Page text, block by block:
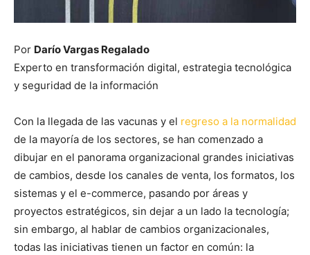
Por Darío Vargas Regalado
Experto en transformación digital, estrategia tecnológica
y seguridad de la información
Con la llegada de las vacunas y el regreso a la normalidad
de la mayoría de los sectores, se han comenzado a
dibujar en el panorama organizacional grandes iniciativas
de cambios, desde los canales de venta, los formatos, los
sistemas y el e-commerce, pasando por áreas y
proyectos estratégicos, sin dejar a un lado la tecnología;
sin embargo, al hablar de cambios organizacionales,
todas las iniciativas tienen un factor en común: la